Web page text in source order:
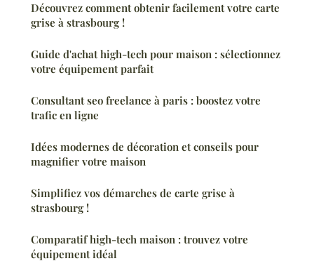
Découvrez comment obtenir facilement votre carte
grise à strasbourg !
Guide d'achat high-tech pour maison : sélectionnez
votre équipement parfait
Consultant seo freelance à paris : boostez votre
trafic en ligne
Idées modernes de décoration et conseils pour
magnifier votre maison
Simplifiez vos démarches de carte grise à
strasbourg !
Comparatif high-tech maison : trouvez votre
équipement idéal